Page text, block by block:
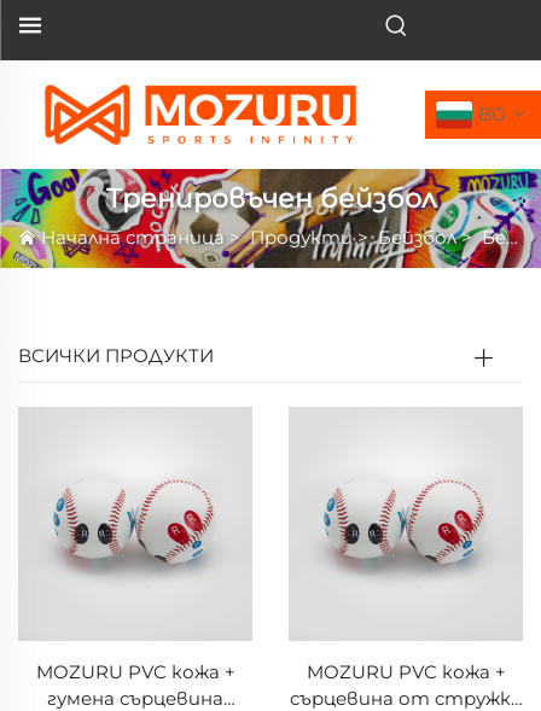
BG
Тренировъчен бейзбол
Начална страница>Продукти>Бейзбол>Бейзбол
ВСИЧКИ ПРОДУКТИ
MOZURU PVC кожа +
гумена сърцевина
MOZURU PVC кожа +
сърцевина от стружка